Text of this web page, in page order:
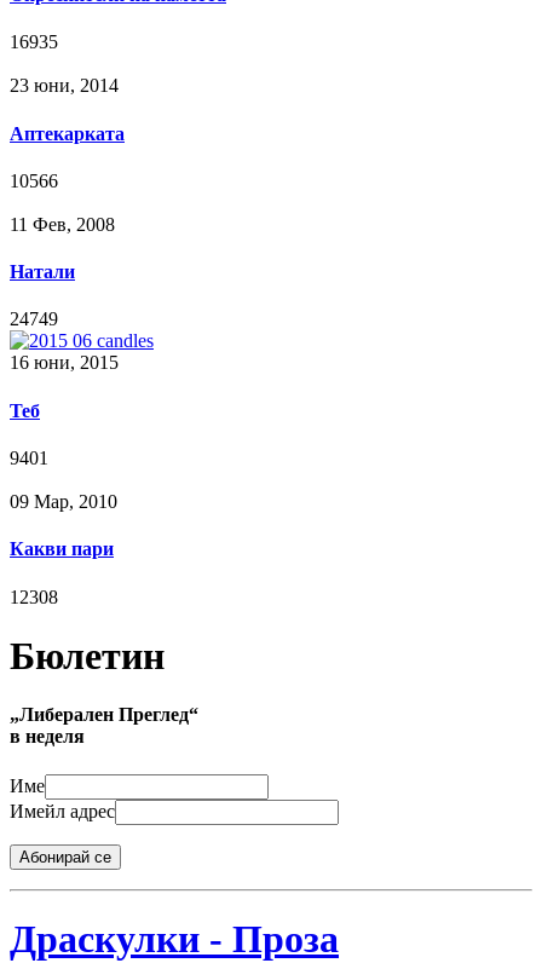
16935
23 юни, 2014
Аптекарката
10566
11 Фев, 2008
Натали
24749
16 юни, 2015
Теб
9401
09 Мар, 2010
Какви пари
12308
Бюлетин
„Либерален Преглед“
в неделя
Име
Имейл адрес
Абонирай се
Драскулки - Проза